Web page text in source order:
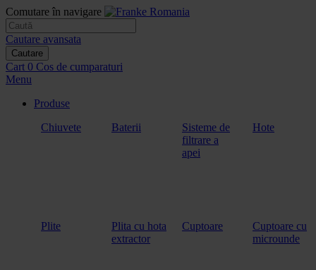
Comutare în navigare
Cautare avansata
Cautare
Cart 0 Cos de cumparaturi
Menu
Produse
Chiuvete
Baterii
Sisteme de
filtrare a
apei
Hote
Plite
Plita cu hota
extractor
Cuptoare
Cuptoare cu
microunde